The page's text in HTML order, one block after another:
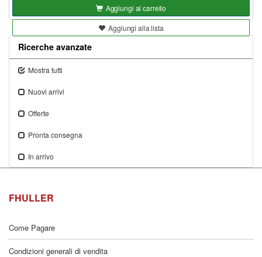
Aggiungi al carrello
Aggiungi alla lista
Ricerche avanzate
Mostra tutti
Nuovi arrivi
Offerte
Pronta consegna
In arrivo
FHULLER
Come Pagare
Condizioni generali di vendita